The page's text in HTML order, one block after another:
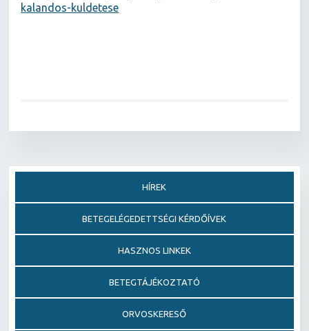
kalandos-kuldetese
HÍREK
BETEGELÉGEDETTSÉGI KÉRDŐÍVEK
HASZNOS LINKEK
BETEGTÁJÉKOZTATÓ
ORVOSKERESŐ